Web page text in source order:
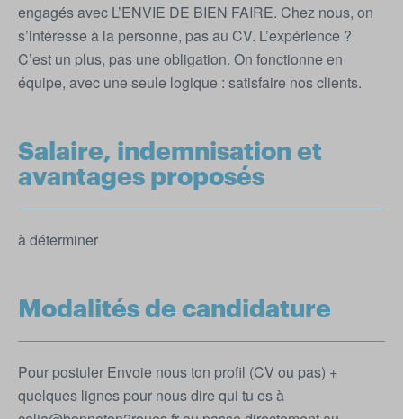
engagés avec L’ENVIE DE BIEN FAIRE. Chez nous, on
s’intéresse à la personne, pas au CV. L’expérience ?
C’est un plus, pas une obligation. On fonctionne en
équipe, avec une seule logique : satisfaire nos clients.
Salaire, indemnisation et
avantages proposés
à déterminer
Modalités de candidature
Pour postuler Envoie nous ton profil (CV ou pas) +
quelques lignes pour nous dire qui tu es à